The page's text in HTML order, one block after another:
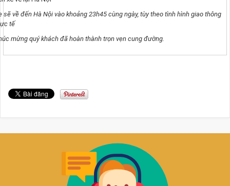
sẽ về đến Hà Nội vào khoảng 23h45 cùng ngày, tùy theo tình hình giao thông
tế
mừng quý khách đã hoàn thành trọn vẹn cung đường.